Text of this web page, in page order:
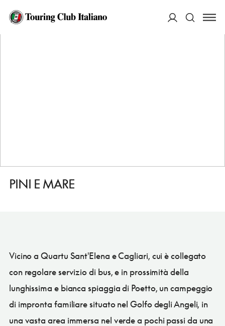
HOME
PINI E MARE
Vicino a Quartu Sant'Elena e Cagliari, cui è collegato
con regolare servizio di bus, e in prossimità della
lunghissima e bianca spiaggia di Poetto, un campeggio
di impronta familiare situato nel Golfo degli Angeli, in
una vasta area immersa nel verde a pochi passi da una